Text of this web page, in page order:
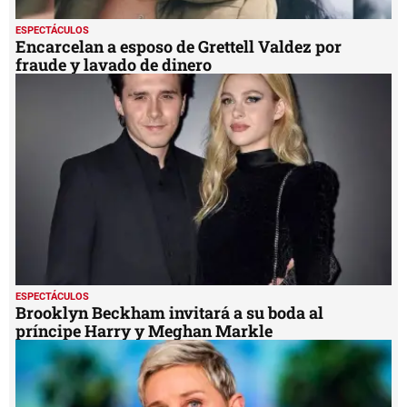
ESPECTÁCULOS
Encarcelan a esposo de Grettell Valdez por
fraude y lavado de dinero
ESPECTÁCULOS
Brooklyn Beckham invitará a su boda al
príncipe Harry y Meghan Markle